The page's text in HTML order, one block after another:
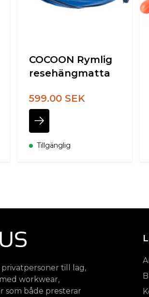
COCOON Rymlig
resehängmatta
599.00 SEK
Tillgänglig
till lag,
workwear,
som både presterar